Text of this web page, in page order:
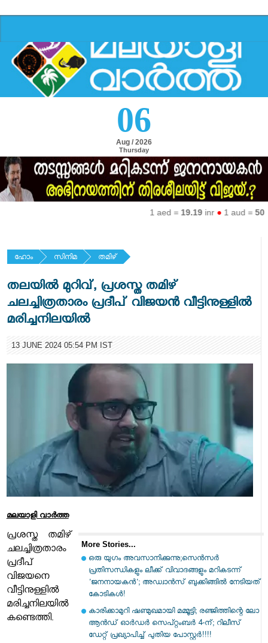
06
Aug / 2026
Thursday
1 aed =19.19inr ●1 aud =50.27
ഹോം സിനിമ തമിഴ്‌
തലയില്‍ മുറിവ്, പ്രശസ്ത തമിഴ്
ചലച്ചിത്രതാരം പ്രദീപ് വിജയൻ വീട്ടിനുള്ളില്‍
മരിച്ചനിലയില്‍
13 JUNE 2024 05:54 PM IST
മലയാളി വാര്‍ത്ത
More Stories...
ഒരു യുഗം അവസാനിക്കുന്നു;സെൻസർ
പ്രതിസന്ധികളും ലീക്ക് വിവാദങ്ങളും മറികടന്ന്
'ജനനായകൻ'; അഡ്വാൻസ് ബുക്കിങ്ങിൽ നേടിയത്
കോടികൾ!
കാരിക്കാമുറി ഷണ്മുഖമായി മമ്മൂട്ടി; രഞ്ജിത്തിന്റെ ലോ
ആൻഡ് ഓർഡർ സെപ്റ്റംബർ 4-ന്; റിലീസ്
ഡേറ്റ് പ്രഖ്യാപിച്ച് പുതിയ പോസ്റ്റർ!!!!
പ്രശസ്ത തമിഴ്
ചലച്ചിത്രതാരം
പ്രദീപ്
വിജയനെ
വീട്ടിനുള്ളില്‍
മരിച്ചനിലയില്‍
കണ്ടെത്തി.